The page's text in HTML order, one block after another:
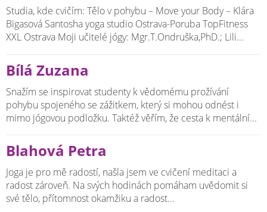
Studia, kde cvičím: Tělo v pohybu – Move your Body – Klára
Bigasová Santosha yoga studio Ostrava-Poruba TopFitness
XXL Ostrava Moji učitelé jógy: Mgr.T.Ondruška,PhD.; Lili...
Bílá Zuzana
Snažím se inspirovat studenty k vědomému prožívání
pohybu spojeného se zážitkem, který si mohou odnést i
mimo jógovou podložku. Taktéž věřím, že cesta k mentální...
Blahová Petra
Joga je pro mě radostí, našla jsem ve cvičení meditaci a
radost zároveň. Na svých hodinách pomáham uvědomit si
své tělo, přítomnost okamžiku a radost...